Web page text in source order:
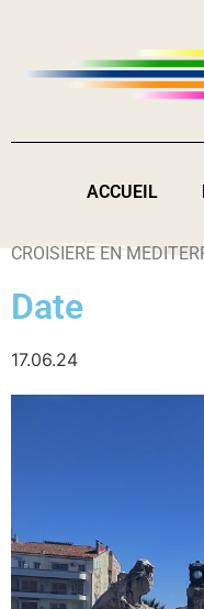
ACCUEIL
CROISIERE EN
Date
17.06.24